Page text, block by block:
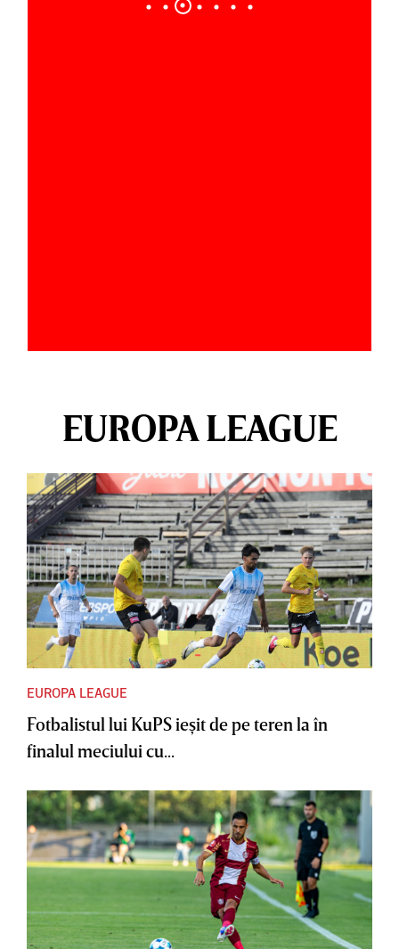
EUROPA LEAGUE
EUROPA LEAGUE
Fotbalistul lui KuPS ieşit de pe teren la în
finalul meciului cu...